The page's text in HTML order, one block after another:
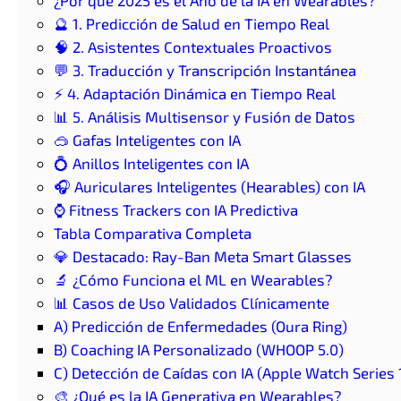
🔮 1. Predicción de Salud en Tiempo Real
🧠 2. Asistentes Contextuales Proactivos
💬 3. Traducción y Transcripción Instantánea
⚡ 4. Adaptación Dinámica en Tiempo Real
📊 5. Análisis Multisensor y Fusión de Datos
🥽 Gafas Inteligentes con IA
💍 Anillos Inteligentes con IA
🎧 Auriculares Inteligentes (Hearables) con IA
⌚ Fitness Trackers con IA Predictiva
Tabla Comparativa Completa
💎 Destacado: Ray-Ban Meta Smart Glasses
🔬 ¿Cómo Funciona el ML en Wearables?
📊 Casos de Uso Validados Clínicamente
A) Predicción de Enfermedades (Oura Ring)
B) Coaching IA Personalizado (WHOOP 5.0)
C) Detección de Caídas con IA (Apple Watch Series
🎨 ¿Qué es la IA Generativa en Wearables?